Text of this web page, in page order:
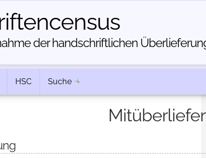
der handschriftlichen
HSC Suche